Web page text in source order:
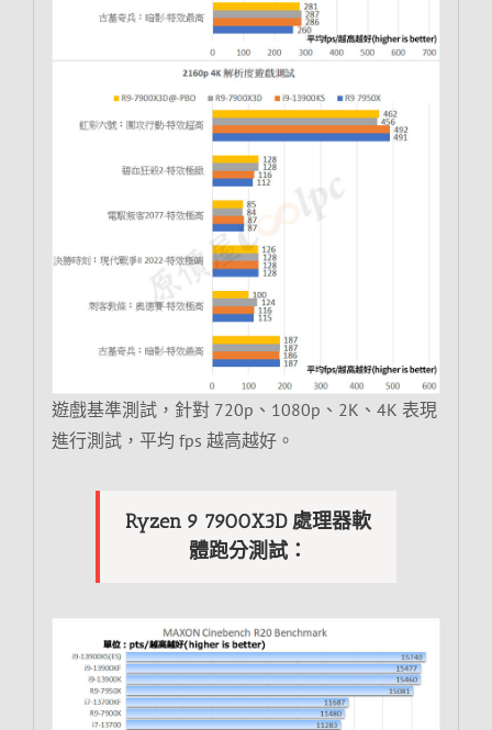
遊戲基準測試，針對 720p、1080p、2K、4K 表現
進行測試，平均 fps 越高越好。
Ryzen 9 7900X3D 處理器軟
體跑分測試：